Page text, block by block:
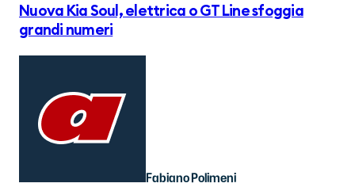
Nuova Kia Soul, elettrica o GT Line sfoggia
grandi numeri
Fabiano Polimeni